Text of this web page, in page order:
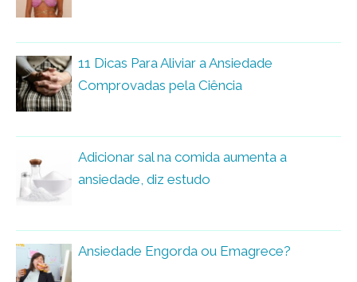
11 Dicas Para Aliviar a Ansiedade
Comprovadas pela Ciência
Adicionar sal na comida aumenta a
ansiedade, diz estudo
Ansiedade Engorda ou Emagrece?